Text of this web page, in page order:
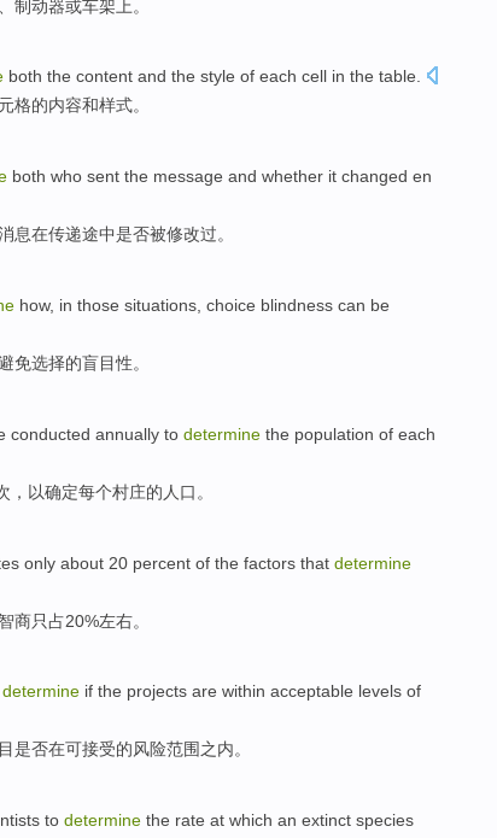
制动器或车架 上。
both the content and the style of each cell in the table.
格的内容和样式。
both who sent the message and whether it changed en
息在传递途中是否被修改过。
how, in those situations choice blindness can be
免选择的盲目性。
conducted annually to determine the population of each
，以确定每个村庄的 人口 。
only about 20 percent of the factors that determine
智商只占20%左右。
determine if the projects are within acceptable levels of
是否在可接受的风险范围之内。
to determine the rate at which an extinct species